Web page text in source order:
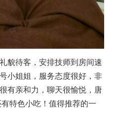
貌待客，安排技师到房间速
小姐姐，服务态度很好，非
有亲和力，聊天很愉悦，唐
有特色小吃！值得推荐的一